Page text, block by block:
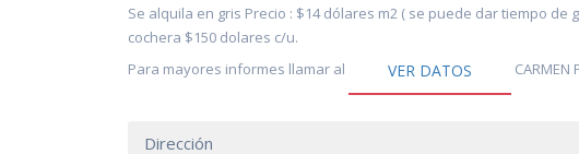
Se alquila en gris Precio : $14 dólares m2 ( se puede dar tiempo de
cochera $150 dolares c/u.
Para mayores informes llamar al
VER DATOS CARMEN
Dirección